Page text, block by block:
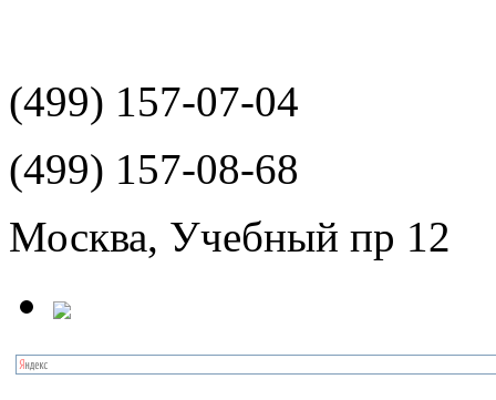
(499) 157-07-04
(499) 157-08-68
Москва, Учебный пр 12